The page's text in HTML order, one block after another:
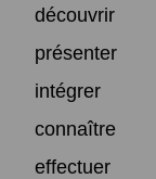
découvrir
présenter
intégrer
connaître
effectuer